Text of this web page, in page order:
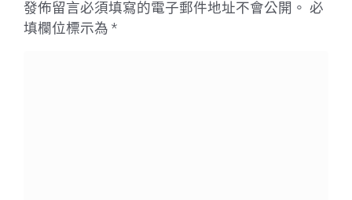
發佈留言必須填寫的電子郵件地址不會公開。 必
填欄位標示為 *